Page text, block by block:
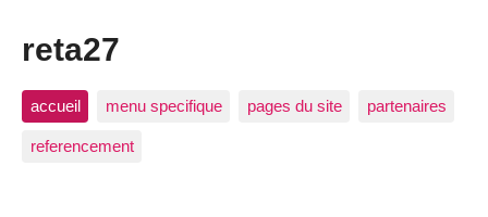
reta27
accueil menu specifique pages du site partenaires
referencement